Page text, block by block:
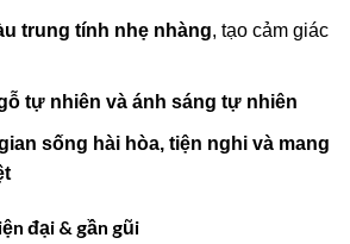
trung tính nhẹ nhàng, tạo cảm giác
tự nhiên và ánh sáng tự nhiên
sống hài hòa, tiện nghi và mang
đại & gần gũi